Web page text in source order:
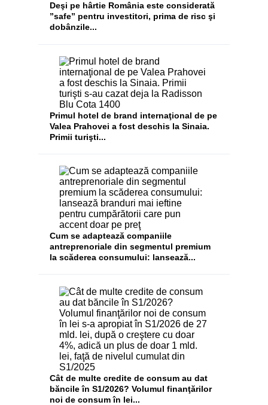
Deşi pe hârtie România este considerată
”safe” pentru investitori, prima de risc şi
dobânzile...
​Primul hotel de brand internaţional de pe
Valea Prahovei a fost deschis la Sinaia.
Primii turişti...
Cum se adaptează companiile
antreprenoriale din segmentul premium
la scăderea consumului: lansează...
Cât de multe credite de consum au dat
băncile în S1/2026? Volumul finanţărilor
noi de consum în lei...